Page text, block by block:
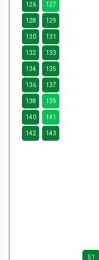
126 127
128 129
130 131
132 133
134 135
136 137
138 139
140 141
142 143
51